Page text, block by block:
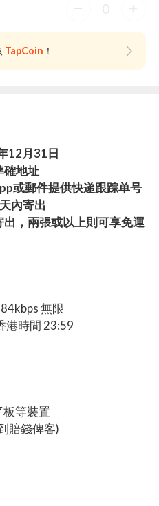
0
TapCoin ！
12月31日
確地址
或郵件提供快递跟踪单号
內寄出
，兩張或以上則可享免運
無限
港時間 23:59
等裝置
賠錢俾客)